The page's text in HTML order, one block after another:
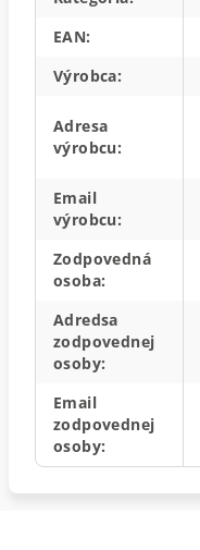
EAN:
Výrobca:
Adresa
výrobcu:
Email
výrobcu:
Zodpovedná
osoba:
Adredsa
zodpovednej
osoby:
Email
zodpovednej
osoby: